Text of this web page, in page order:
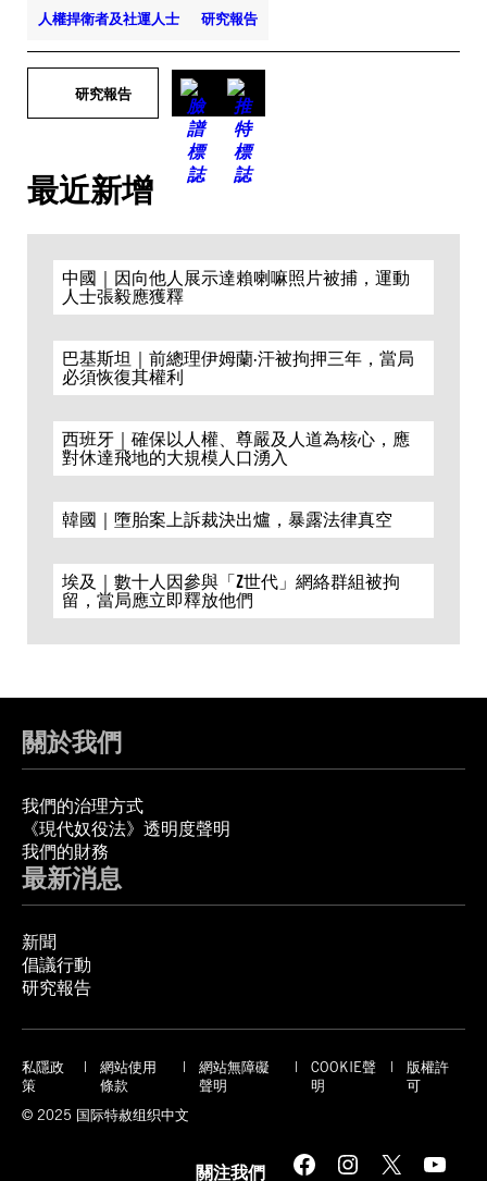
人權捍衛者及社運人士 研究報告
研究報告
最近新增
中國｜因向他人展示達賴喇嘛照片被捕，運動
人士張毅應獲釋
巴基斯坦｜前總理伊姆蘭·汗被拘押三年，當局
必須恢復其權利
西班牙｜確保以人權、尊嚴及人道為核心，應
對休達飛地的大規模人口湧入
韓國｜墮胎案上訴裁決出爐，暴露法律真空
埃及｜數十人因參與「Z世代」網絡群組被拘
留，當局應立即釋放他們
關於我們
我們的治理方式
《現代奴役法》透明度聲明
我們的財務
最新消息
新聞
倡議行動
研究報告
私隱政
策
網站使用
條款
網站無障礙
聲明
COOKIE聲
明
版權許
可
© 2025 国际特赦组织中文
關注我們 Facebook Instagram X YouTube